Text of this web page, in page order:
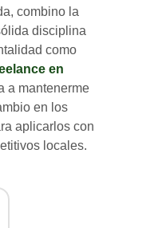
combino la
disciplina
como
en
a mantenerme
en los
aplicarlos con
locales.